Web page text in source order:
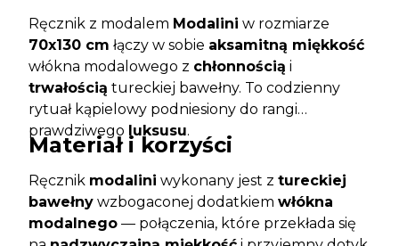
Ręcznik z modalem Modalini w rozmiarze
70x130 cm łączy w sobie aksamitną miękkość
włókna modalowego z chłonnością i
trwałością tureckiej bawełny. To codzienny
rytuał kąpielowy podniesiony do rangi
prawdziwego luksusu.
Materiał i korzyści
Ręcznik modalini wykonany jest z tureckiej
bawełny wzbogaconej dodatkiem włókna
modalnego — połączenia, które przekłada się